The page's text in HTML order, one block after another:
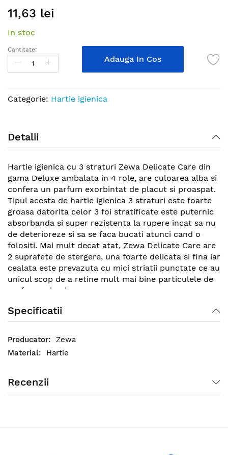
to
beginning
of
images
11,63 lei
In stoc
Cantitate:
Adauga In Cos
Categorie: Hartie igienica
Detalii
Hartie igienica cu 3 straturi Zewa Delicate Care din
gama Deluxe ambalata in 4 role, are culoarea alba si
confera un parfum exorbintat de placut si proaspat.
Tipul acesta de hartie igienica 3 straturi este foarte
groasa datorita celor 3 foi stratificate este puternic
absorbanda si super rezistenta la rupere incat sa nu
de deterioreze si sa se faca bucati atunci cand o
folositi. Mai mult decat atat, Zewa Delicate Care are
2 suprafete de stergere, una foarte delicata si fina iar
cealata este prevazuta cu mici striatii punctate ce au
unicul scop de a retine mult mai bine particulele de
praf sau mizeria.
Specificatii
Zewa
Hartie
Recenzii